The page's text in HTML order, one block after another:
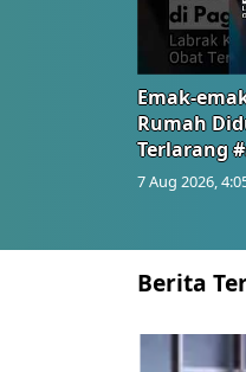
Emak-
Rumah
Terlarang
7 Aug 2026,
Berita